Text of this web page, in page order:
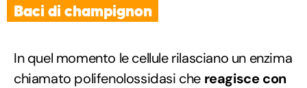
Baci di champignon
In quel momento le cellule rilasciano un enzima
chiamato polifenolossidasi che reagisce con